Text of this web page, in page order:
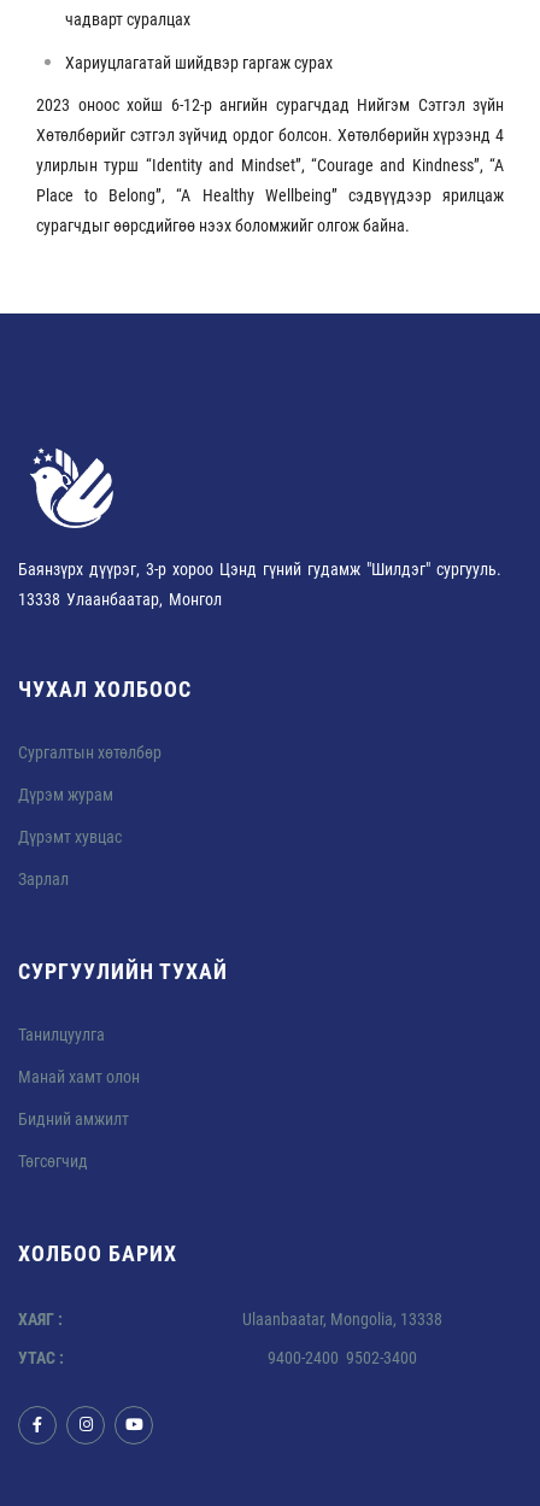
чадварт суралцах
Хариуцлагатай шийдвэр гаргаж сурах
2023 оноос хойш 6-12-р ангийн сурагчдад Нийгэм Сэтгэл зүйн
Хөтөлбөрийг сэтгэл зүйчид ордог болсон. Хөтөлбөрийн хүрээнд 4
улирлын турш “Identity and Mindset”, “Courage and Kindness”, “A
Place to Belong”, “A Healthy Wellbeing” сэдвүүдээр ярилцаж
сурагчдыг өөрсдийгөө нээх боломжийг олгож байна.
Баянзүрх дүүрэг, 3-р хороо Цэнд гүний гудамж "Шилдэг" сургууль.
13338 Улаанбаатар, Монгол
ЧУХАЛ ХОЛБООС
Сургалтын хөтөлбөр
Дүрэм журам
Дүрэмт хувцас
Зарлал
СУРГУУЛИЙН ТУХАЙ
Танилцуулга
Манай хамт олон
Бидний амжилт
Төгсөгчид
ХОЛБОО БАРИХ
ХАЯГ :
Ulaanbaatar, Mongolia, 13338
УТАС :
9400-2400 9502-3400